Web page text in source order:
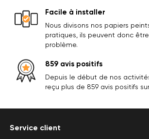
Facile à installer
Nous divisons nos papiers
pratiques, ils peuvent donc
problème.
859 avis positifs
Depuis le début de nos
reçu plus de 859 avis positifs
Service client